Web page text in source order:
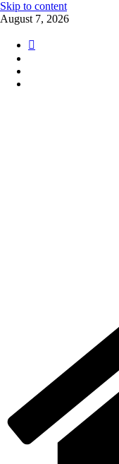
Skip to content
August 7, 2026